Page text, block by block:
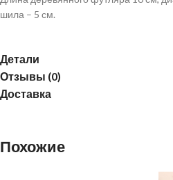
шила – 5 см.
Детали
Отзывы (0)
Доставка
Похожие